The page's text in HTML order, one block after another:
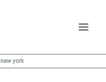
new york